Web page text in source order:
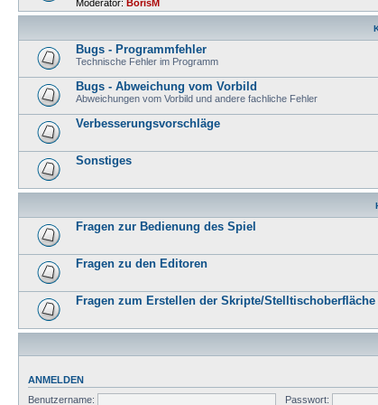
Moderator: BorisM
Bugs - Programmfehler
Technische Fehler im Programm
Bugs - Abweichung vom Vorbild
Abweichungen vom Vorbild und andere fachliche Fehler
Verbesserungsvorschläge
Sonstiges
Fragen zur Bedienung des Spiel
Fragen zu den Editoren
Fragen zum Erstellen der Skripte/Stelltischoberfläche
ANMELDEN
Benutzername:
Passwort: